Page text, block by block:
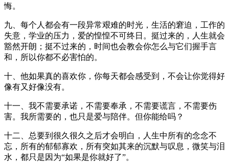
悔。
九、每个人都会有一段异常艰难的时光，生活的窘迫，工作的
失意，学业的压力，爱的惶惶不可终日。挺过来的，人生就会
豁然开朗；挺不过来的，时间也会教会你怎么与它们握手言
和，所以你都不必害怕的。
十、他如果真的喜欢你，你每天都会感受到，不会让你觉得好
像有又好像没有。
十一、我不需要承诺，不需要奉承，不需要谎言，不需要伤
害。我所需要的，也只是爱与陪伴。但你能给吗？
十二、总要到很久很久之后才会明白，人生中所有的念念不
忘，所有的郁郁寡欢，所有突如其来的沉默与叹息，微笑与泪
水，都只是因为“如果是你就好了”。